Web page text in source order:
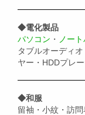
◆電化製品
パソコン ・ ノー
タブルオーディ
ヤー・HDDプレ
◆和服
留袖・小紋・訪問